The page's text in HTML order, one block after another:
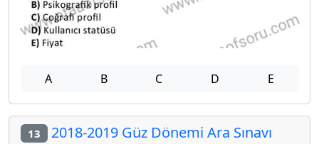
A B C D E
13 2018-2019 Güz Dönemi Ara Sınavı